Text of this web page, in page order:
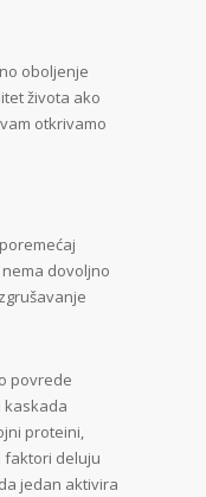
oboljenje
života ako
otkrivamo
dovoljno
povrede
kaskada
proteini,
faktori deluju
jedan aktivira